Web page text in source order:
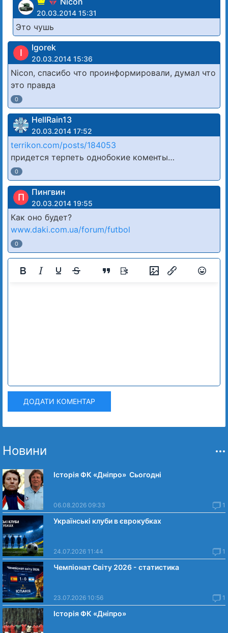
20.03.2014 15:31
Это чушь
I Igorek
20.03.2014 15:36
Nicon, спасибо что проинформировали, думал что
это правда
0
HellRain13
20.03.2014 17:52
terrikon.com/posts/184053
придется терпеть однобокие коменты…
0
П Пингвин
20.03.2014 19:55
Как оно будет?
www.daki.com.ua/forum/futbol
0
ДОДАТИ КОМЕНТАР
Новини
Історія ФК «Дніпро» Сьогодні
06.08.2026 09:33 1
Українські клуби в єврокубках
24.07.2026 11:44 1
Чемпіонат Світу 2026 - статистика
23.07.2026 10:56 1
Історія ФК «Дніпро»